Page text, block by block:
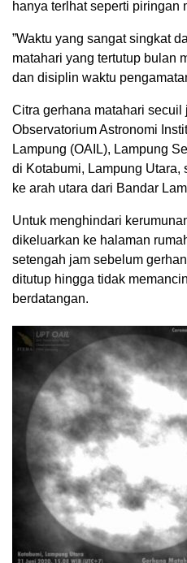
hanya terlhat seperti piringan
”Waktu yang sangat singkat
matahari yang tertutup bulan
dan disiplin waktu
Citra gerhana matahari secuil
Observatorium Astronomi
Lampung (OAIL), Lampung
di Kotabumi, Lampung Utara,
ke arah utara dari Bandar
Untuk menghindari
dikeluarkan ke halaman
setengah jam sebelum
ditutup hingga tidak
berdatangan.